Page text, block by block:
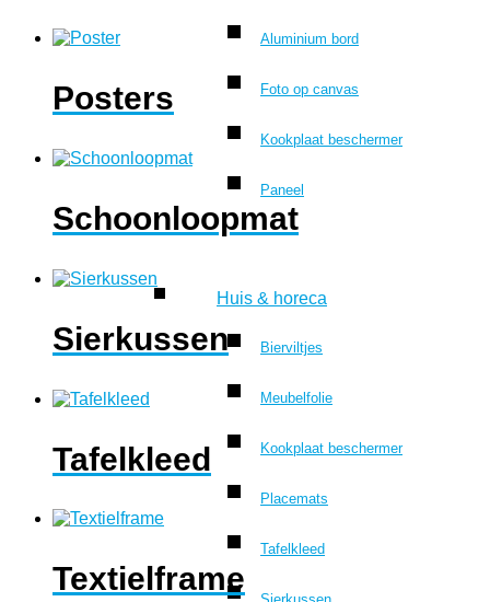
Aluminium bord
Foto op canvas
Kookplaat beschermer
Paneel
Huis & horeca
Bierviltjes
Meubelfolie
Kookplaat beschermer
Placemats
Tafelkleed
Posters
Schoonloopmat
Sierkussen
Tafelkleed
Textielframe